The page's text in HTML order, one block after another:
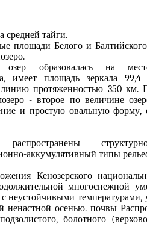
средней тайги.
площади Белого и
озер образовалась на
имеет площадь зеркала
протяженностью 350 км.
- второе по величине
и простую овальную форму,
структурно-
аккумулятивный типы
Кенозерского
многоснежной
неустойчивыми
ненастной осенью. почвы
болотного